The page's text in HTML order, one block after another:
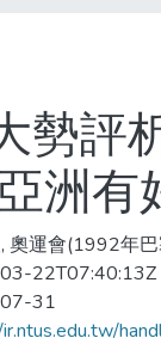
勢評
洲有
奧運會(1992年
22T07:40:13Z
31